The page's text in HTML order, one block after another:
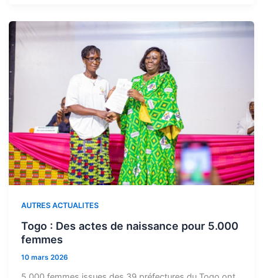
AUTRES ACTUALITES
Togo : Des actes de naissance pour 5.000
femmes
10 mars 2026